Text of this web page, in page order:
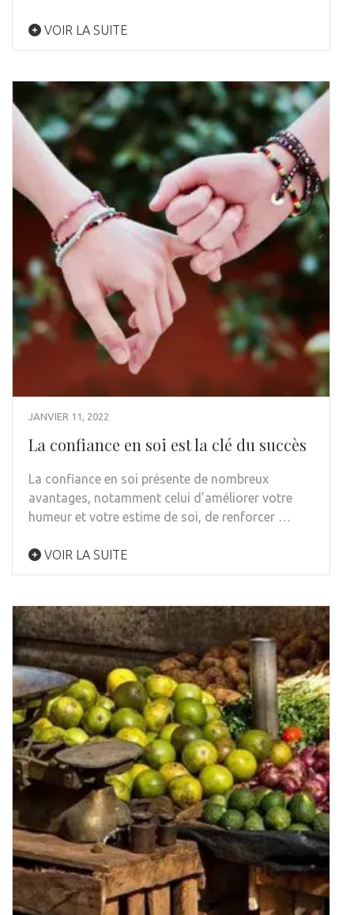
VOIR LA SUITE
JANVIER 11, 2022
La confiance en soi est la clé du succès
La confiance en soi présente de nombreux
avantages, notamment celui d’améliorer votre
humeur et votre estime de soi, de renforcer …
VOIR LA SUITE